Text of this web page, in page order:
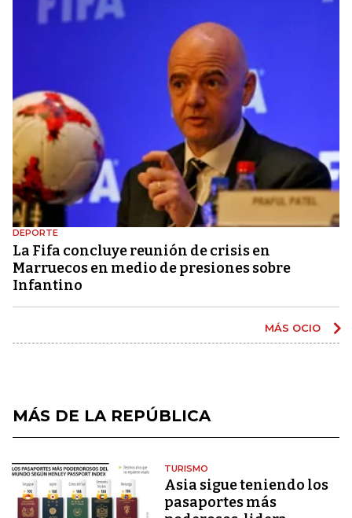
DEPORTE
La Fifa concluye reunión de crisis en
Marruecos en medio de presiones sobre
Infantino
MÁS OCIO
MÁS DE LA REPÚBLICA
TURISMO
Asia sigue teniendo los
pasaportes más